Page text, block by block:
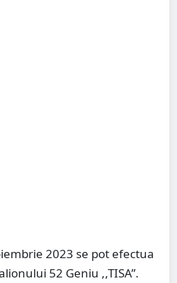
2023 se pot efectua
52 Geniu ,,TISA”.